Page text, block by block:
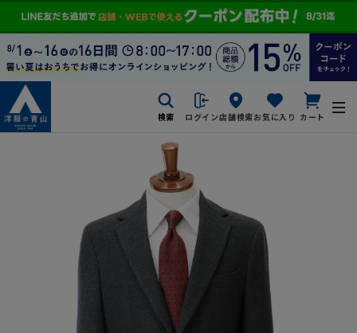
検索 ログイン店舗検索お気に入り カート